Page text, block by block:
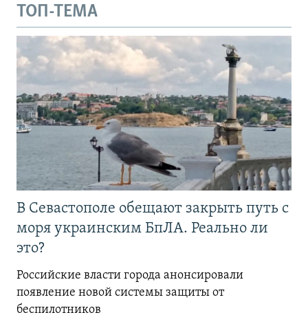
ТОП-ТЕМА
В Севастополе обещают закрыть путь с
моря украинским БпЛА. Реально ли
это?
Российские власти города анонсировали
появление новой системы защиты от
беспилотников